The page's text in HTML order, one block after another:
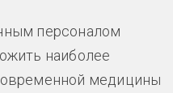
персоналом
наиболее
медицины